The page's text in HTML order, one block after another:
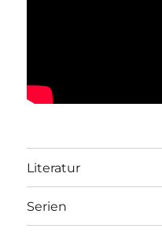
Literatur
Serien